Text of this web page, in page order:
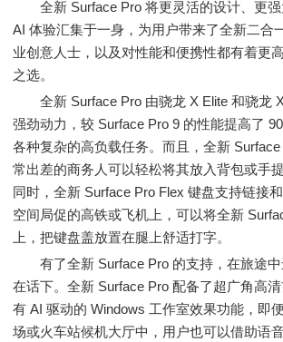
全新 Surface Pro 将更灵活的设计、更强
AI 体验汇集于一身，为用户带来了全新二合
业创意人士，以及对性能和便携性都有着更
之选。
全新 Surface Pro 由骁龙 X Elite 和骁龙
强劲动力，较 Surface Pro 9 的性能提高了
各种复杂的高负载任务。而且，全新
常出差的商务人可以轻松将其放入背包或手
同时，全新 Surface Pro Flex 键盘支持链接
空间局促的高铁或飞机上，可以将全新
上，把键盘盖放置在腿上舒适打字。
有了全新 Surface Pro 的支持，在旅途中
在话下。全新 Surface Pro 配备了超广角高
有 AI 驱动的 Windows 工作室效果功能，即
场或火车站候机大厅中，用户也可以借助语